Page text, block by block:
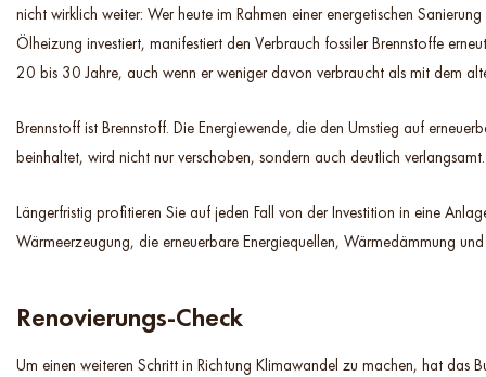
nicht wirklich weiter: Wer heute im Rahmen einer energetischen
Ölheizung investiert, manifestiert den Verbrauch fossiler Brennstoffe
20 bis 30 Jahre, auch wenn er weniger davon verbraucht als mit dem
Brennstoff ist Brennstoff. Die Energiewende, die den Umstieg auf
beinhaltet, wird nicht nur verschoben, sondern auch deutlich verlangsamt.
Längerfristig profitieren Sie auf jeden Fall von der Investition in eine
Wärmeerzeugung, die erneuerbare Energiequellen, Wärmedämmung
Renovierungs-Check
Um einen weiteren Schritt in Richtung Klimawandel zu machen, hat das